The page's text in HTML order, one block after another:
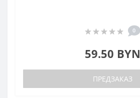
0
59.50 BYN
ПРЕДЗАКАЗ